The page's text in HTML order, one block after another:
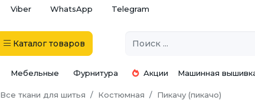
Viber WhatsApp Telegram
Каталог товаров
Мебельные Фурнитура Акции Машинная
Все ткани для шитья Костюмная Пикачу (пикачо)